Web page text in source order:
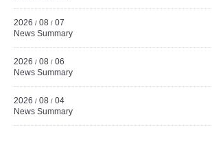
2026 / 08 / 07
News Summary
2026 / 08 / 06
News Summary
2026 / 08 / 04
News Summary